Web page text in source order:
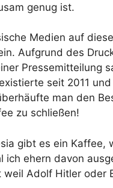
genug ist.
Medien auf
Aufgrund des
Pressemitteilung
seit 2011
man den
zu schließen!
gibt es ein
ich ehern davon
Adolf Hitler oder